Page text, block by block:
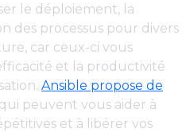
le déploiement, la
des processus pour divers
car ceux-ci vous
et la productivité
Ansible propose de
qui peuvent vous aider à
et à libérer vos